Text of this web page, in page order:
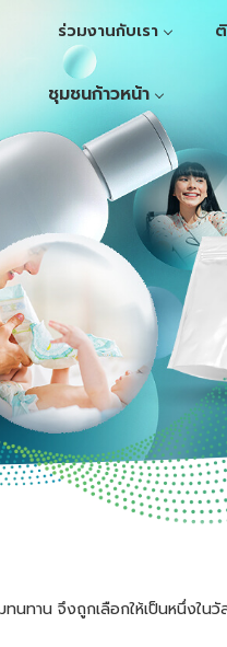
ร่วมงานกับเรา
ชุมชนก้าวหน้า
นทาน จึงถูกเลือกให้เป็นหนึ่งใ